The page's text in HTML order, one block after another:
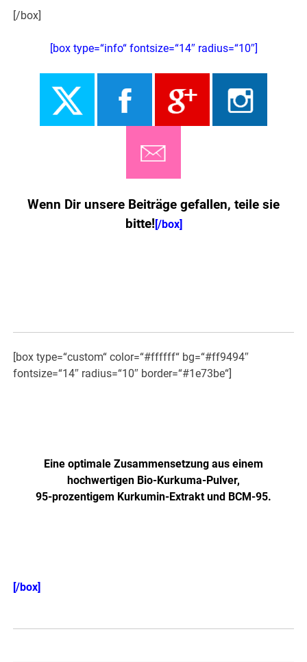
[/box]
[box type=“info“ fontsize=“14″ radius=“10″]
Wenn Dir unsere Beiträge gefallen, teile sie
bitte! [/box]
[box type=“custom“ color=“#ffffff“ bg=“#ff9494″
fontsize=“14″ radius=“10″ border=“#1e73be“]
Eine optimale Zusammensetzung aus einem
hochwertigen Bio-Kurkuma-Pulver,
95-prozentigem Kurkumin-Extrakt und BCM-95.
[/box]